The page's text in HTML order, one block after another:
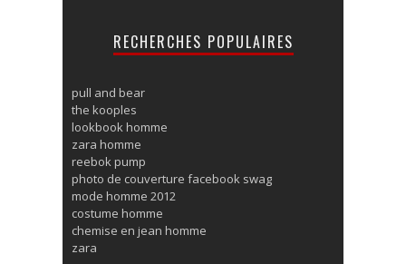
RECHERCHES POPULAIRES
pull and bear
the kooples
lookbook homme
zara homme
reebok pump
photo de couverture facebook swag
mode homme 2012
costume homme
chemise en jean homme
zara